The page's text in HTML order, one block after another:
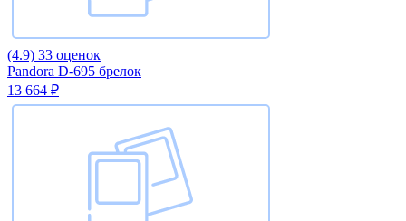
(4.9) 33 оценок
Pandora D-695 брелок
13 664 ₽